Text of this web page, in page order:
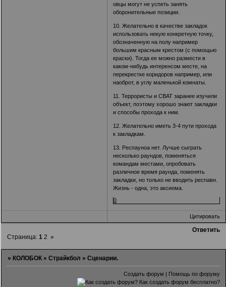
овцы могут не успеть занять
оборонительные позиции.
10. Желательно в качестве закладок
использовать некую конкретную точку,
обозначенную на полу например
большим красным крестом (с помощью
краски). Тогда ее можно размести в
каком-нибудь интеренсом месте, на
перекрестке коридоров например, или
наоброт, в углу маленькой комнаты.
11. Террористы и СВАТ заранее изучили
объект, поэтому хорошо знают закладки
и способы прохода к ним.
12. Желательно иметь 3-4 пути прохода
к закладкам.
13. Респауноа нет. Лучше сыграть
несколько раундов, поменяться
командам местами, опробовать
различное время раунда, поменять
закладки, но только не вводить респавн.
Жизнь - одна, это аксиома.
0
Цитировать
Ответить
Страница:1 2 »
»КОЛОБОК »Страйкбол »Сценарии.
Создать форум | Помощь по форуму